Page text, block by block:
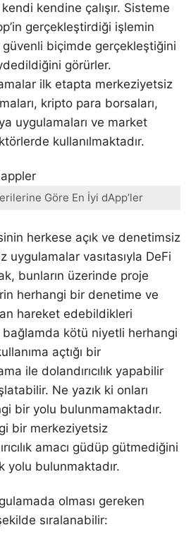
kendine çalışır. Sisteme
gerçekleştirdiği işlemin
biçimde gerçekleştiğini
görürler.
ilk etapta merkeziyetsiz
kripto para borsaları,
uygulamaları ve market
kullanılmaktadır.
Göre En İyi dApp’ler
herkese açık ve denetimsiz
uygulamalar vasıtasıyla DeFi
bunların üzerinde proje
herhangi bir denetime ve
hareket edebildikleri
bağlamda kötü niyetli herhangi
açtığı bir
ile dolandırıcılık yapabilir
Ne yazık ki onları
bir yolu bulunmamaktadır.
bir merkeziyetsiz
amacı güdüp gütmediğini
yolu bulunmaktadır.
olması gereken
sıralanabilir: